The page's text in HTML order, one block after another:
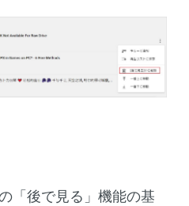
「後で見る」機能の基